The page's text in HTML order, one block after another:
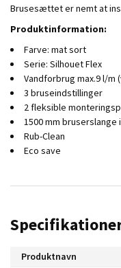
Brusesættet er nemt at
Produktinformation:
Farve: mat sort
Serie: Silhouet Flex
Vandforbrug max.9 l/m
3 bruseindstillinger
2 fleksible
1500 mm bruserslange
Rub-Clean
Eco save
Produktnavn